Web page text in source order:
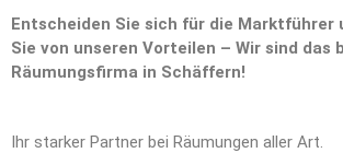
Entscheiden Sie sich für die Marktführer
Sie von unseren Vorteilen – Wir sind das
Räumungsfirma in Schäffern!
Ihr starker Partner bei Räumungen aller Art.